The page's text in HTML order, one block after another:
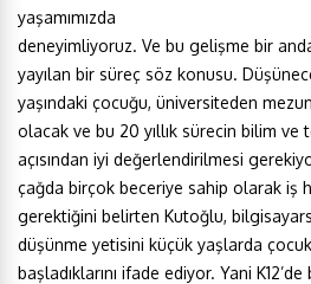
yaşamımızda
deneyimliyoruz. Ve bu gelişme bir
yayılan bir süreç söz konusu.
yaşındaki çocuğu, üniversiteden
olacak ve bu 20 yıllık sürecin bilim
açısından iyi değerlendirilmesi
çağda birçok beceriye sahip olarak iş
gerektiğini belirten Kutoğlu,
düşünme yetisini küçük yaşlarda
başladıklarını ifade ediyor. Yani